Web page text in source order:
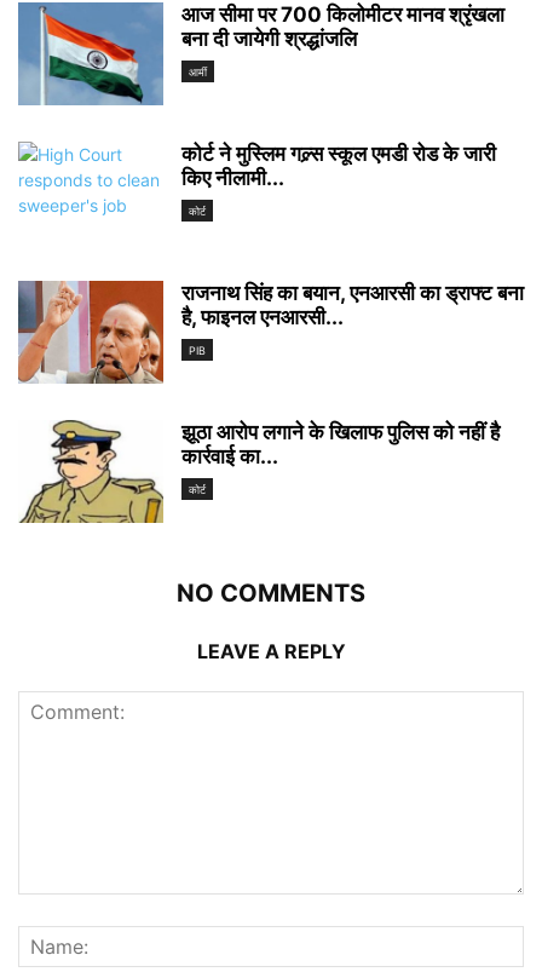
आज सीमा पर 700 किलोमीटर मानव श्रृंखला
बना दी जायेगी श्रद्धांजलि
आर्मी
कोर्ट ने मुस्लिम गल्र्स स्कूल एमडी रोड के जारी
किए नीलामी...
कोर्ट
राजनाथ सिंह का बयान, एनआरसी का ड्राफ्ट बना
है, फाइनल एनआरसी...
PIB
झूठा आरोप लगाने के खिलाफ पुलिस को नहीं है
कार्रवाई का...
कोर्ट
NO COMMENTS
LEAVE A REPLY